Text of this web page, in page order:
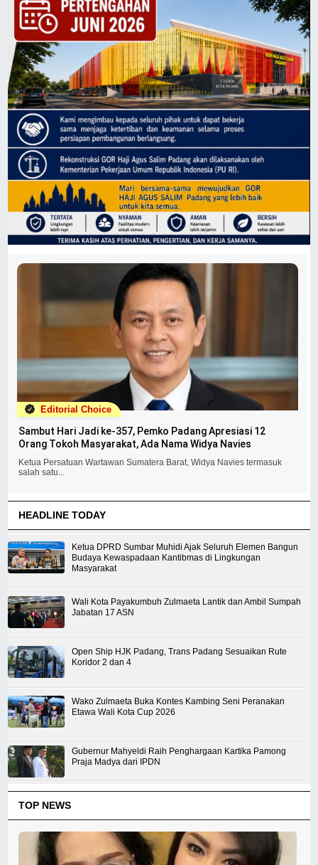
Editorial Choice
Sambut Hari Jadi ke-357, Pemko Padang Apresiasi 12
Orang Tokoh Masyarakat, Ada Nama Widya Navies
Ketua Persatuan Wartawan Sumatera Barat, Widya Navies termasuk
salah satu...
HEADLINE TODAY
Ketua DPRD Sumbar Muhidi Ajak Seluruh Elemen Bangun
Budaya Kewaspadaan Kantibmas di Lingkungan
Masyarakat
Wali Kota Payakumbuh Zulmaeta Lantik dan Ambil Sumpah
Jabatan 17 ASN
Open Ship HJK Padang, Trans Padang Sesuaikan Rute
Koridor 2 dan 4
Wako Zulmaeta Buka Kontes Kambing Seni Peranakan
Etawa Wali Kota Cup 2026
Gubernur Mahyeldi Raih Penghargaan Kartika Pamong
Praja Madya dari IPDN
TOP NEWS